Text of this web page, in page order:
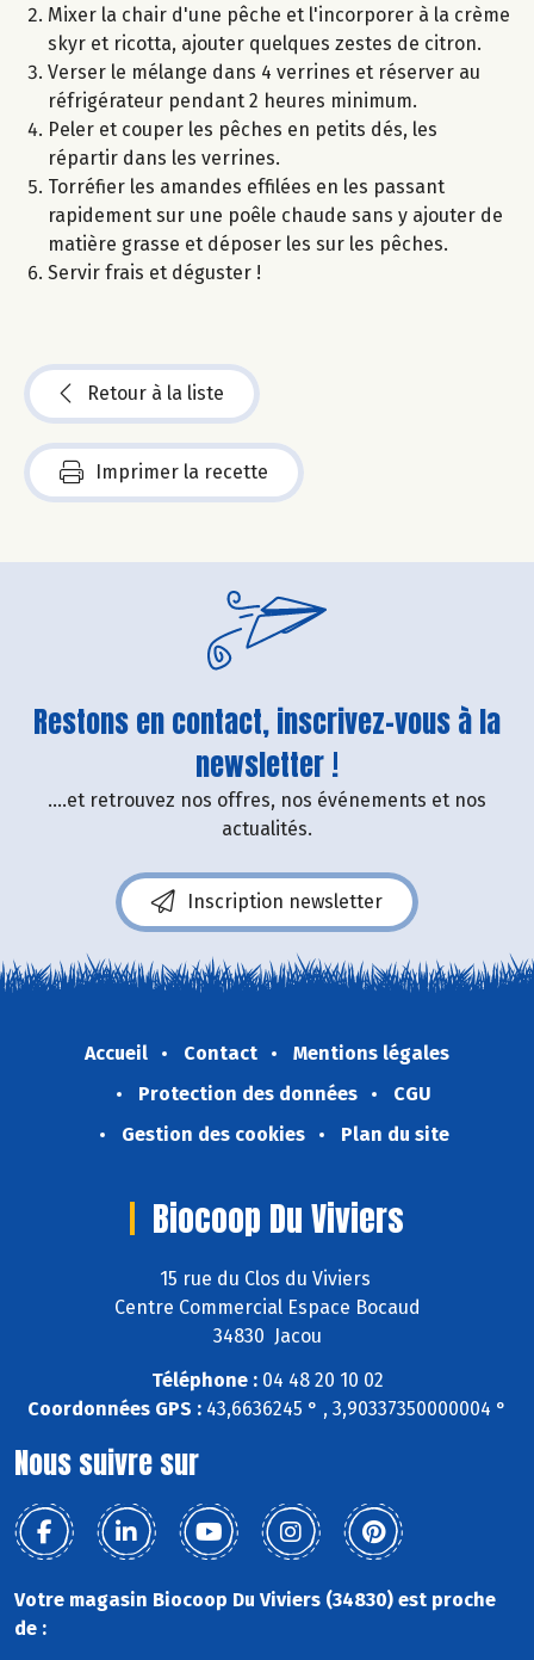
Mixer la chair d'une pêche et l'incorporer à la crème
skyr et ricotta, ajouter quelques zestes de citron.
Verser le mélange dans 4 verrines et réserver au
réfrigérateur pendant 2 heures minimum.
Peler et couper les pêches en petits dés, les
répartir dans les verrines.
Torréfier les amandes effilées en les passant
rapidement sur une poêle chaude sans y ajouter de
matière grasse et déposer les sur les pêches.
Servir frais et déguster !
Retour à la liste
Imprimer la recette
Restons en contact, inscrivez-vous à la
newsletter !
....et retrouvez nos offres, nos événements et nos
actualités.
Inscription newsletter
Accueil Contact
Mentions légales
Protection des données
CGU
Gestion des cookies
Plan du site
Biocoop Du Viviers
15 rue du Clos du Viviers
Centre Commercial Espace Bocaud
34830 Jacou
Téléphone :04 48 20 10 02
Coordonnées GPS : 43,6636245 ° , 3,90337350000004 °
Nous suivre sur
Votre magasin Biocoop Du Viviers (34830) est proche
de :